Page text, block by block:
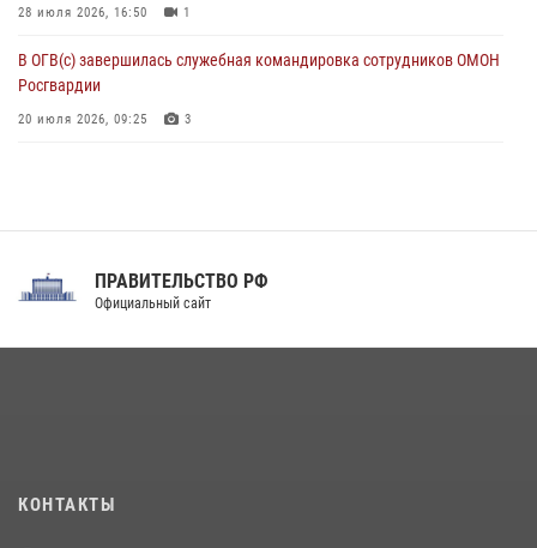
28 июля 2026, 16:50 1
В ОГВ(с) завершилась служебная командировка сотрудников ОМОН
Росгвардии
20 июля 2026, 09:25 3
Праздник «Один день с Росгвардией» к 105-летию Центрального
ПРАВИТЕЛЬСТВО РФ
Официальный сайт
КОНТАКТЫ